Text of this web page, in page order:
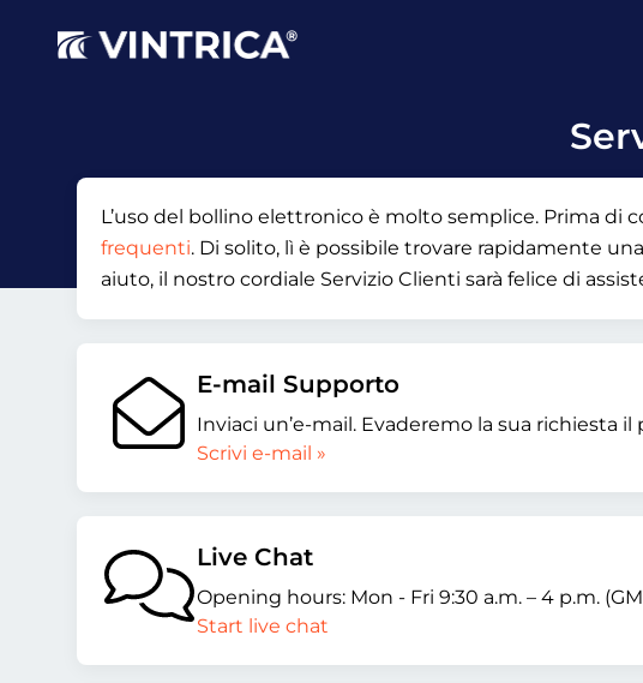
L’uso del bollino elettronico è molto semplice. Prima di
frequenti. Di solito, lì è possibile trovare rapidamente
aiuto, il nostro cordiale Servizio Clienti sarà felice di
E-mail Supporto
Inviaci un’e-mail. Evaderemo la sua richiesta
Scrivi e-mail »
Live Chat
Opening hours: Mon - Fri 9:30 a.m. – 4 p.m.
Start live chat